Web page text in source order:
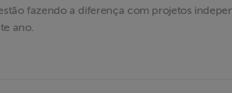
fazendo a diferença com projetos
ano.